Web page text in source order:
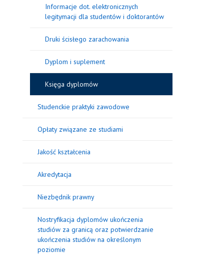
Informacje dot. elektronicznych
legitymacji dla studentów i doktorantów
Druki ścisłego zarachowania
Dyplom i suplement
Księga dyplomów
Studenckie praktyki zawodowe
Opłaty związane ze studiami
Jakość kształcenia
Akredytacja
Niezbędnik prawny
Nostryfikacja dyplomów ukończenia
studiów za granicą oraz potwierdzanie
ukończenia studiów na określonym
poziomie